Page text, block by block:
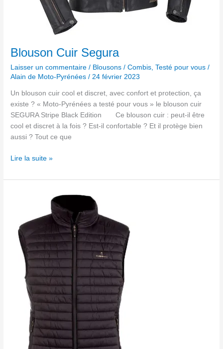
Blouson Cuir Segura
Laisser un commentaire / Blousons / Combis ,Testé pour vous /
Alain de Moto-Pyrénées/ 24 février 2023
Un blouson cuir cool et discret, avec confort et protection, ça
existe ? « Moto-Pyrénées a testé pour vous » le blouson cuir
SEGURA Stripe Black Edition Ce blouson cuir : peut-il être
cool et discret à la fois ? Est-il confortable ? Et il protège bien
aussi ? Tout ce que
Lire la suite »
THERM-